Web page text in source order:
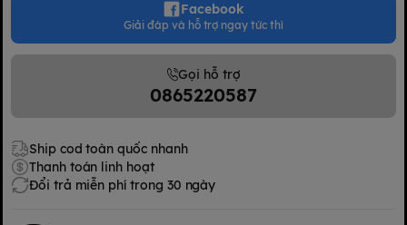
Facebook
Giải đáp và hỗ trợ ngay tức thì
Gọi hỗ trợ
0865220587
Ship cod toàn quốc nhanh
Thanh toán linh hoạt
Đổi trả miễn phí trong 30 ngày